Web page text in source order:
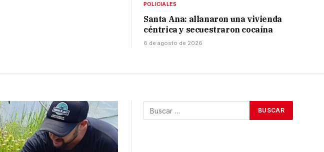
POLICIALES
Santa Ana: allanaron una vivienda
céntrica y secuestraron cocaína
6 de agosto de 2026